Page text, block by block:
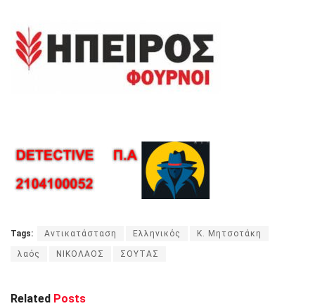
Tags: Αντικατάσταση Ελληνικός Κ. Μητσοτάκη
λαός ΝΙΚΟΛΑΟΣ ΣΟΥΤΑΣ
Related Posts